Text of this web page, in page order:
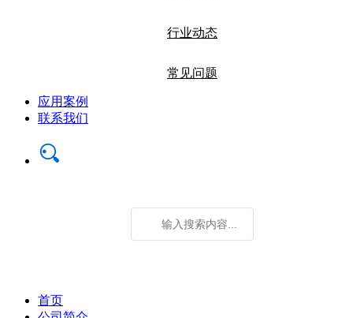
行业动态
常见问题
应用案例
联系我们
首页